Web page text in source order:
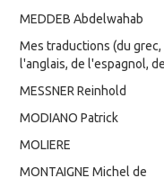
MEDDEB Abdelwahab
Mes traductions (du
l'anglais, de l'espagnol,
MESSNER Reinhold
MODIANO Patrick
MOLIERE
MONTAIGNE Michel de